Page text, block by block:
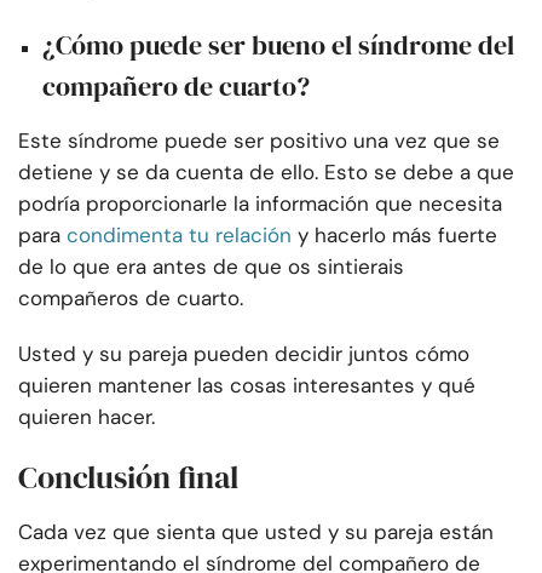
¿Cómo puede ser bueno el síndrome del
compañero de cuarto?
Este síndrome puede ser positivo una vez que se
detiene y se da cuenta de ello. Esto se debe a que
podría proporcionarle la información que necesita
para condimenta tu relación y hacerlo más fuerte
de lo que era antes de que os sintierais
compañeros de cuarto.
Usted y su pareja pueden decidir juntos cómo
quieren mantener las cosas interesantes y qué
quieren hacer.
Conclusión final
Cada vez que sienta que usted y su pareja están
experimentando el síndrome del compañero de